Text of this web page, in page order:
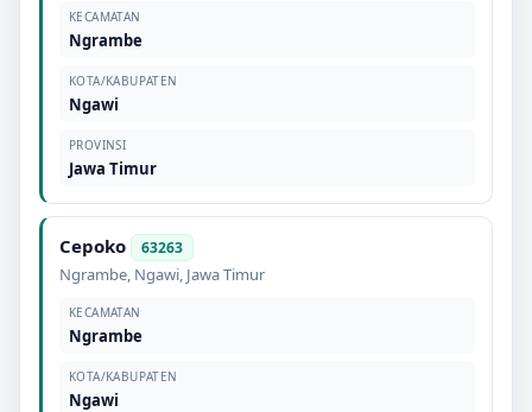
KECAMATAN
Ngrambe
KOTA/KABUPATEN
Ngawi
PROVINSI
Jawa Timur
Cepoko 63263
Ngrambe, Ngawi, Jawa Timur
KECAMATAN
Ngrambe
KOTA/KABUPATEN
Ngawi